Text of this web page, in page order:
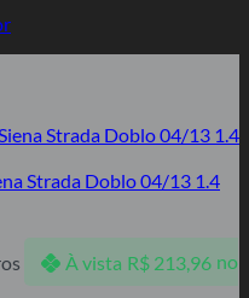
Strada Doblo 04/13 1.4
À vista R$213,96 no